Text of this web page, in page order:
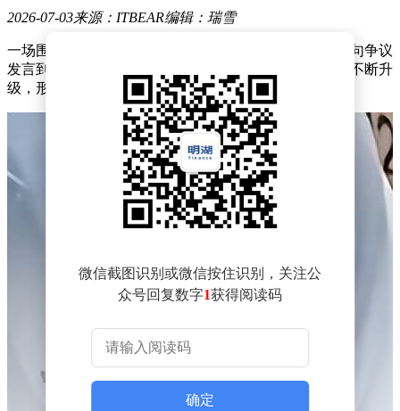
2026-07-03来源：ITBEAR编辑：瑞雪
一场围绕知名公益人士韩红的舆论风波持续发酵，从一句争议
发言到商业合作质疑，再到公益项目透明度讨论，事件不断升
级，形成复杂的连锁反应，牵动公众神经。
微信截图识别或微信按住识别，关注公
众号回复数字1获得阅读码
确定